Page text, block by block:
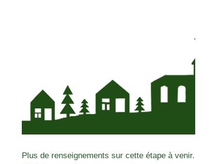
Plus de renseignements sur cette étape à venir.